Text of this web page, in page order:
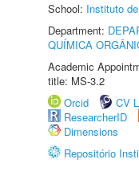
School: Instituto
Department:
QUÍMICA
Academic
title: MS-3.2
Orcid
CV
ResearcherID
Dimensions
Repositório